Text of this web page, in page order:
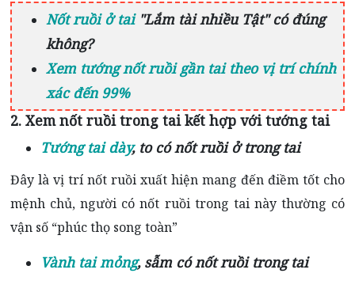
Nốt ruồi ở tai"Lắm tài nhiều Tật" có đúng
không?
Xem tướng nốt ruồi gần tai theo vị trí chính
xác đến 99%
2. Xem nốt ruồi trong tai kết hợp với tướng tai
Tướng tai dày, to có nốt ruồi ở trong tai
Đây là vị trí nốt ruồi xuất hiện mang đến điềm tốt cho
mệnh chủ, người có nốt ruồi trong tai này thường có
vận số “phúc thọ song toàn”
Vành tai mỏng, sẫm có nốt ruồi trong tai